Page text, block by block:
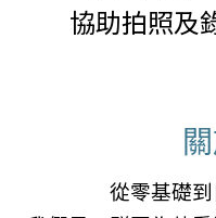
協助拍照及
從零基礎